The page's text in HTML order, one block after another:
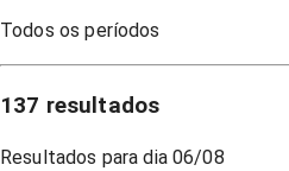
Todos os períodos
137 resultados
Resultados para dia 06/08